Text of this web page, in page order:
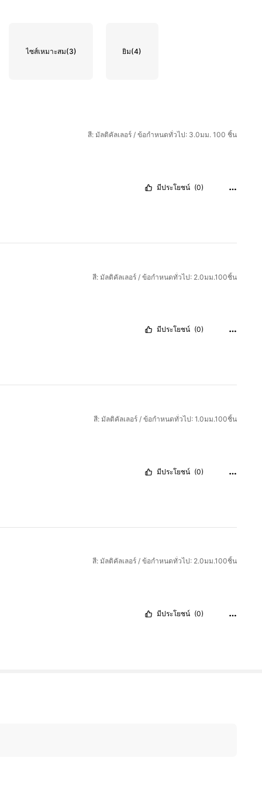
ไซส์เหมาะสม(3) ยิม(4)
สี: มัลติคัลเลอร์ / ข้อกำหนดทั่วไป: 3.0มม. 100 ชิ้น
มีประโยชน์ (0)
สี: มัลติคัลเลอร์ / ข้อกำหนดทั่วไป: 2.0มม.100ชิ้น
มีประโยชน์ (0)
สี: มัลติคัลเลอร์ / ข้อกำหนดทั่วไป: 1.0มม.100ชิ้น
มีประโยชน์ (0)
สี: มัลติคัลเลอร์ / ข้อกำหนดทั่วไป: 2.0มม.100ชิ้น
มีประโยชน์ (0)